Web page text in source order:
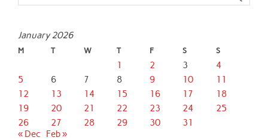
January 2026
M T W T F S S
1 2 3
4
5
6 7 8 9 10
11
12
13 14 15 16 17
18
19
20 21 22 23 24
25
26
27 28 29 30
31
« Dec
Feb »